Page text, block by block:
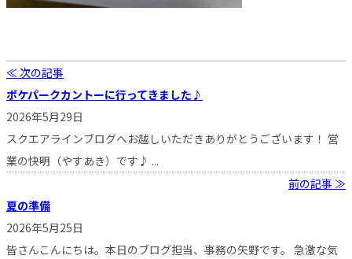
≪ 次の記事
ポケパークカントーに行ってきました♪
2026年5月29日
スクエアラインブログへお越しいただきありがとうございます！ 営
業の快明（やすあき）です♪ ...
前の記事 ≫
夏の準備
2026年5月25日
皆さんこんにちは。本日のブログ担当、事務の矢野です。 急激な気